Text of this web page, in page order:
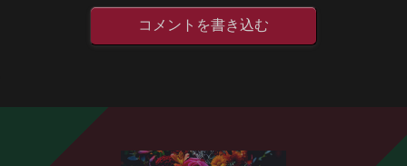
コメントを書き込む